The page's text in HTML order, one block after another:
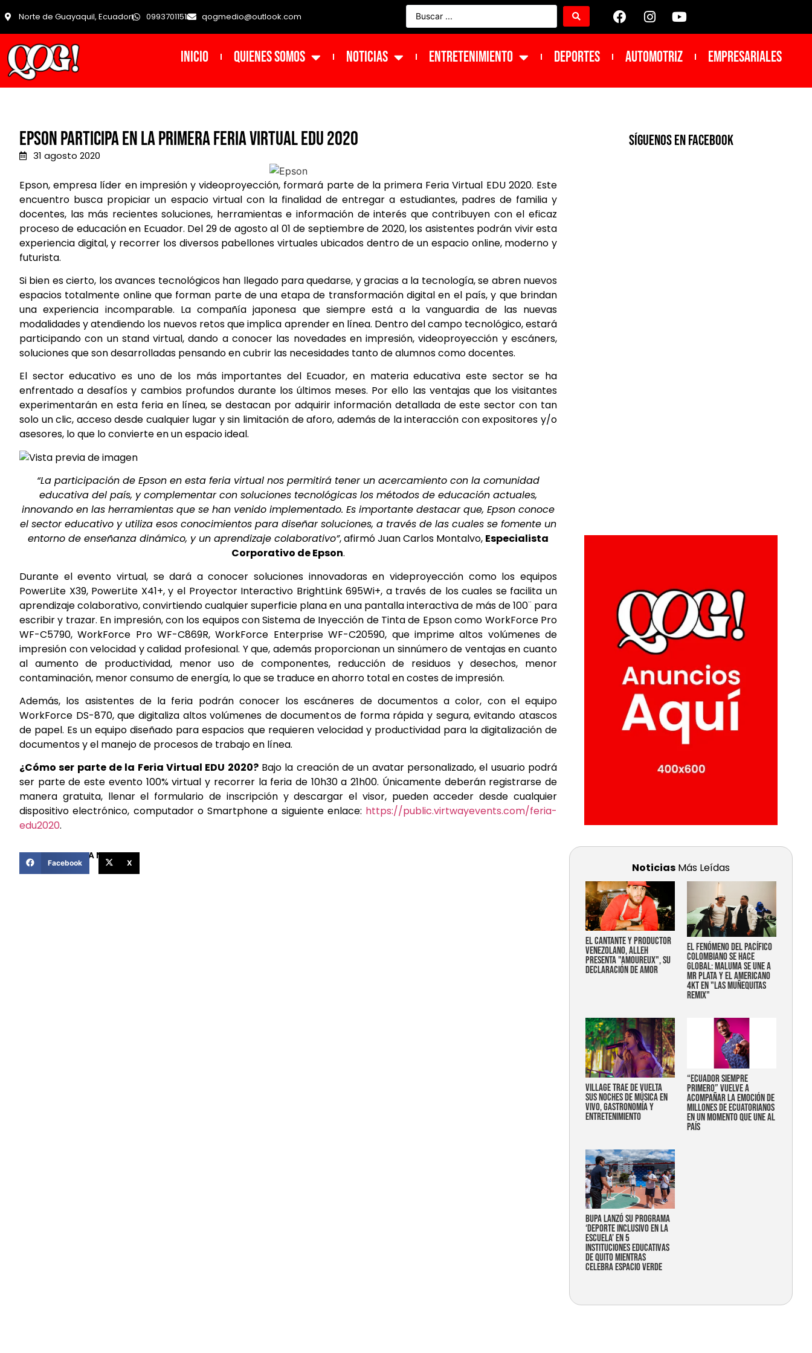
Norte de Guayaquil, Ecuador 0993701151 qogmedio@outlook.com
INICIO Quienes Somos NOTICIAS ENTRETENIMIENTO DEPORTES Automotriz Empresariales
Epson participa en la primera Feria Virtual EDU 2020
31 agosto 2020
Epson, empresa líder en impresión y videoproyección, formará parte de la primera Feria Virtual EDU 2020. Este
encuentro busca propiciar un espacio virtual con la finalidad de entregar a estudiantes, padres de familia y
docentes, las más recientes soluciones, herramientas e información de interés que contribuyen con el eficaz
proceso de educación en Ecuador. Del 29 de agosto al 01 de septiembre de 2020, los asistentes podrán vivir esta
experiencia digital, y recorrer los diversos pabellones virtuales ubicados dentro de un espacio online, moderno y
futurista.
Si bien es cierto, los avances tecnológicos han llegado para quedarse, y gracias a la tecnología, se abren nuevos
espacios totalmente online que forman parte de una etapa de transformación digital en el país, y que brindan
una experiencia incomparable. La compañía japonesa que siempre está a la vanguardia de las nuevas
modalidades y atendiendo los nuevos retos que implica aprender en línea. Dentro del campo tecnológico, estará
participando con un stand virtual, dando a conocer las novedades en impresión, videoproyección y escáners,
soluciones que son desarrolladas pensando en cubrir las necesidades tanto de alumnos como docentes.
El sector educativo es uno de los más importantes del Ecuador, en materia educativa este sector se ha
enfrentado a desafíos y cambios profundos durante los últimos meses. Por ello las ventajas que los visitantes
experimentarán en esta feria en línea, se destacan por adquirir información detallada de este sector con tan
solo un clic, acceso desde cualquier lugar y sin limitación de aforo, además de la interacción con expositores y/o
asesores, lo que lo convierte en un espacio ideal.
“La participación de Epson en esta feria virtual nos permitirá tener un acercamiento con la comunidad
educativa del país, y complementar con soluciones tecnológicas los métodos de educación actuales,
innovando en las herramientas que se han venido implementado. Es importante destacar que, Epson conoce
el sector educativo y utiliza esos conocimientos para diseñar soluciones, a través de las cuales se fomente un
entorno de enseñanza dinámico, y un aprendizaje colaborativo”, afirmó Juan Carlos Montalvo, Especialista
Corporativo de Epson.
Durante el evento virtual, se dará a conocer soluciones innovadoras en videproyección como los equipos
PowerLite X39, PowerLite X41+, y el Proyector Interactivo BrightLink 695Wi+, a través de los cuales se facilita un
aprendizaje colaborativo, convirtiendo cualquier superficie plana en una pantalla interactiva de más de 100¨ para
escribir y trazar. En impresión, con los equipos con Sistema de Inyección de Tinta de Epson como WorkForce Pro
WF-C5790, WorkForce Pro WF-C869R, WorkForce Enterprise WF-C20590, que imprime altos volúmenes de
impresión con velocidad y calidad profesional. Y que, además proporcionan un sinnúmero de ventajas en cuanto
al aumento de productividad, menor uso de componentes, reducción de residuos y desechos, menor
contaminación, menor consumo de energía, lo que se traduce en ahorro total en costes de impresión.
Además, los asistentes de la feria podrán conocer los escáneres de documentos a color, con el equipo
WorkForce DS-870, que digitaliza altos volúmenes de documentos de forma rápida y segura, evitando atascos
de papel. Es un equipo diseñado para espacios que requieren velocidad y productividad para la digitalización de
documentos y el manejo de procesos de trabajo en línea.
¿Cómo ser parte de la Feria Virtual EDU 2020?Bajo la creación de un avatar personalizado, el usuario podrá
ser parte de este evento 100% virtual y recorrer la feria de 10h30 a 21h00. Únicamente deberán registrarse de
manera gratuita, llenar el formulario de inscripción y descargar el visor, pueden acceder desde cualquier
dispositivo electrónico, computador o Smartphone a siguiente enlace: https://public.virtwayevents.com/feria-
edu2020.
COMPARTIR ESTA NOTICIA
Facebook X
SíGUENOS EN FACEBOOK
Noticias Más Leídas
EL CANTANTE Y PRODUCTOR
VENEZOLANO, ALLEH
PRESENTA "AMOUREUX", SU
DECLARACIÓN DE AMOR
EL FENÓMENO DEL PACÍFICO
COLOMBIANO SE HACE
GLOBAL: MALUMA SE UNE A
MR PLATA Y EL AMERICANO
4KT EN "LAS MUÑEQUITAS
REMIX"
Village trae de vuelta
sus noches de música en
vivo, gastronomía y
entretenimiento
“Ecuador siempre
primero” vuelve a
acompañar la emoción de
millones de ecuatorianos
en un momento que une al
país
Bupa lanzó su programa
‘Deporte Inclusivo en la
Escuela’ en 5
instituciones educativas
de Quito mientras
celebra espacio verde